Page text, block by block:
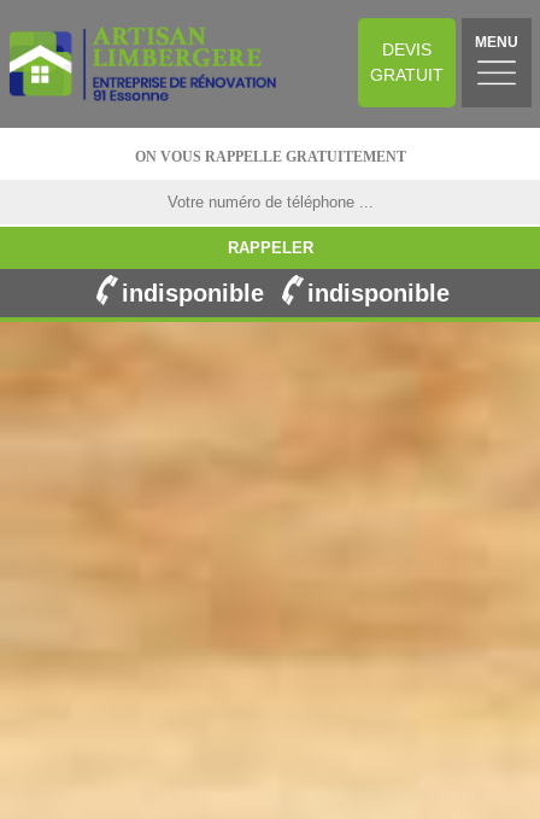
DEVIS
GRATUIT
MENU
ON VOUS RAPPELLE GRATUITEMENT
indisponible indisponible